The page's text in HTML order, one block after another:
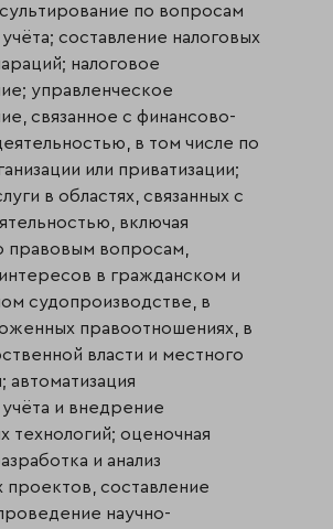
по вопросам
составление налоговых
налоговое
управленческое
связанное с финансово-
в том числе по
или приватизации;
в областях, связанных с
включая
правовым вопросам,
в гражданском и
судопроизводстве, в
правоотношениях, в
власти и местного
автоматизация
и внедрение
технологий; оценочная
и анализ
проектов, составление
научно-